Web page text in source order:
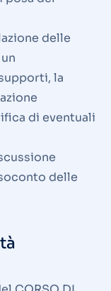
delle
la
di eventuali
delle